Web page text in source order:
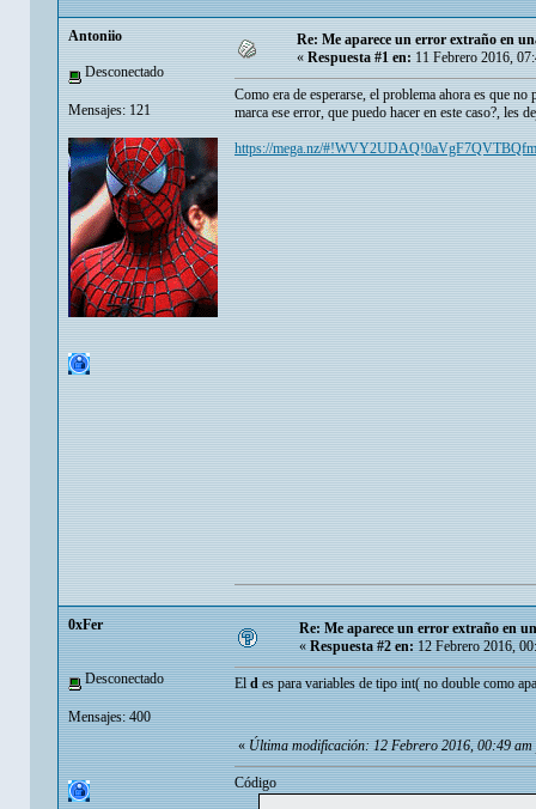
Antoniio
Desconectado
Mensajes: 121
Re: Me aparece un error extraño en
« Respuesta #1 en: 11 Febrero 2016,
Como era de esperarse, el problema ahora es que
marca ese error, que puedo hacer en este caso?, les
https://mega.nz/
0xFer
Desconectado
Mensajes: 400
Re: Me aparece un error extraño en
«Respuesta #2 en:12 Febrero 2016,
Eldes para variables de tipo int( no double como
«Última modificación: 12 Febrero 2016, 00:49
Código